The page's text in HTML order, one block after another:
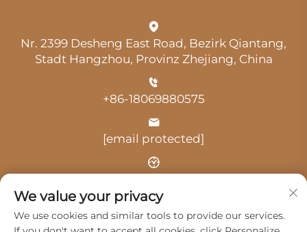
Nr. 2399 Desheng East Road, Bezirk Qiantang,
Stadt Hangzhou, Provinz Zhejiang, China
+86-18069880575
[email protected]
Uhrzeit: 9:00 Uhr-18:00 Uhr
We value your privacy
We use cookies and similar tools to provide our services.